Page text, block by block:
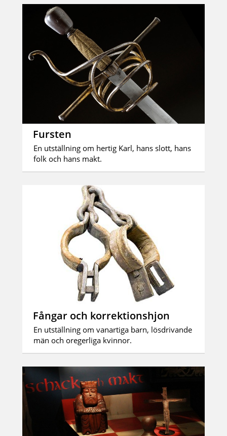
Fursten
En utställning om hertig Karl, hans slott, hans
folk och hans makt.
Fångar och korrektionshjon
En utställning om vanartiga barn, lösdrivande
män och oregerliga kvinnor.